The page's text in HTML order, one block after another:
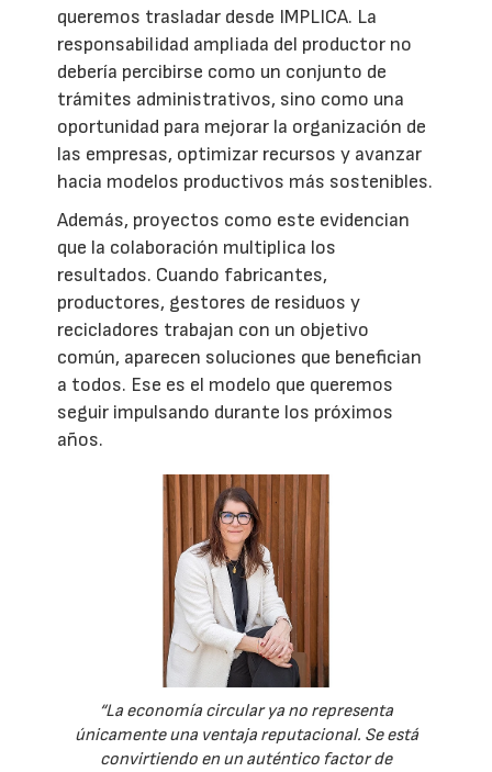
queremos trasladar desde IMPLICA. La
responsabilidad ampliada del productor no
debería percibirse como un conjunto de
trámites administrativos, sino como una
oportunidad para mejorar la organización de
las empresas, optimizar recursos y avanzar
hacia modelos productivos más sostenibles.
Además, proyectos como este evidencian
que la colaboración multiplica los
resultados. Cuando fabricantes,
productores, gestores de residuos y
recicladores trabajan con un objetivo
común, aparecen soluciones que benefician
a todos. Ese es el modelo que queremos
seguir impulsando durante los próximos
años.
“La economía circular ya no representa
únicamente una ventaja reputacional. Se está
convirtiendo en un auténtico factor de